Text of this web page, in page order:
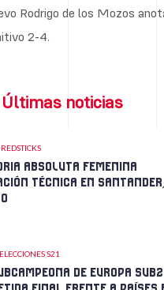
Rodrigo de los Mozos
2-4.
Últimas noticias
REDSTICKS
ABSOLUTA FEMENINA
TÉCNICA EN
S21
DE EUROPA